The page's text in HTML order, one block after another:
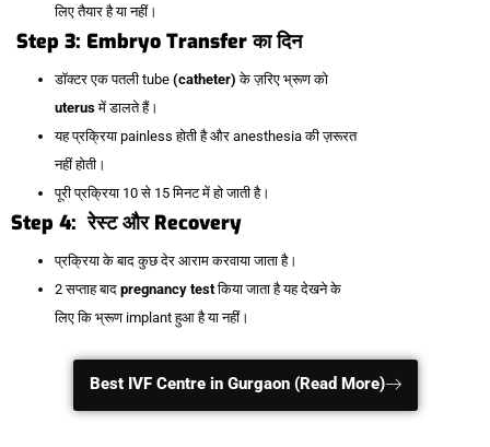
लिए तैयार है या नहीं।
Step 3: Embryo Transfer का दिन
डॉक्टर एक पतली tube (catheter) के ज़रिए भ्रूण को
uterusमें डालते हैं।
यह प्रक्रिया painless होती है और anesthesia की ज़रूरत
नहीं होती।
पूरी प्रक्रिया 10 से 15 मिनट में हो जाती है।
Step 4: रेस्ट और Recovery
प्रक्रिया के बाद कुछ देर आराम करवाया जाता है।
2 सप्ताह बाद pregnancy testकिया जाता है यह देखने के
लिए कि भ्रूण implant हुआ है या नहीं।
Best IVF Centre in Gurgaon (Read More)